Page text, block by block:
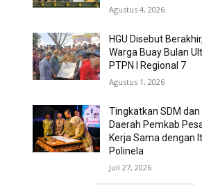
Agustus 4, 2026
HGU Disebut
Warga Buay Bulan
PTPN I Regional 7
Agustus 1, 2026
Tingkatkan SDM dan
Daerah Pemkab
Kerja Sama dengan
Polinela
Juli 27, 2026